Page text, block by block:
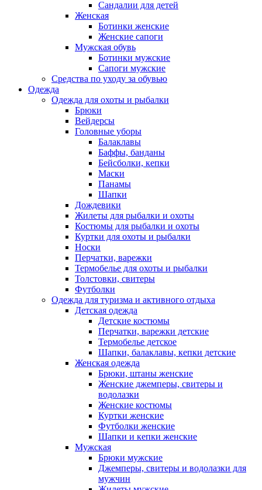
Сандалии для детей
Женская
Ботинки женские
Женские сапоги
Мужская обувь
Ботинки мужские
Сапоги мужские
Средства по уходу за обувью
Одежда
Одежда для охоты и рыбалки
Брюки
Вейдерсы
Головные уборы
Балаклавы
Баффы, банданы
Бейсболки, кепки
Маски
Панамы
Шапки
Дождевики
Жилеты для рыбалки и охоты
Костюмы для рыбалки и охоты
Куртки для охоты и рыбалки
Носки
Перчатки, варежки
Термобелье для охоты и рыбалки
Толстовки, свитеры
Футболки
Одежда для туризма и активного отдыха
Детская одежда
Детские костюмы
Перчатки, варежки детские
Термобелье детское
Шапки, балаклавы, кепки детские
Женская одежда
Брюки, штаны женские
Женские джемперы, свитеры и
водолазки
Женские костюмы
Куртки женские
Футболки женские
Шапки и кепки женские
Мужская
Брюки мужские
Джемперы, свитеры и водолазки для
мужчин